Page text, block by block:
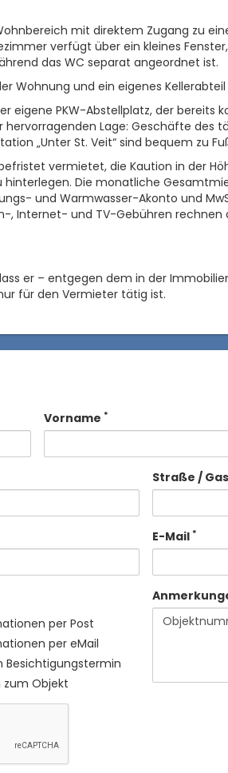
mit direktem Zugang zu
verfügt über ein kleines
das WC separat angeordnet ist.
Wohnung und ein eigenes
eigene PKW-Abstellplatz, der
Lage: Geschäfte des
„Unter St. Veit“ sind bequem zu
vermietet, die Kaution in der
hinterlegen. Die monatliche
und Warmwasser-Akonto und
, Internet- und TV-Gebühren rechnen
er – entgegen dem in der
für den Vermieter tätig ist.
Vorname *
Straße /
E-Mail *
per Post
per eMail
zum Objekt